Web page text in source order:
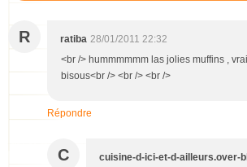
R ratiba 28/01/2011 22:32
<br /> hummmmmm las jolies muffins ,
bisous<br /> <br /> <br />
Répondre
C cuisine-d-ici-et-d-ailleurs.over-